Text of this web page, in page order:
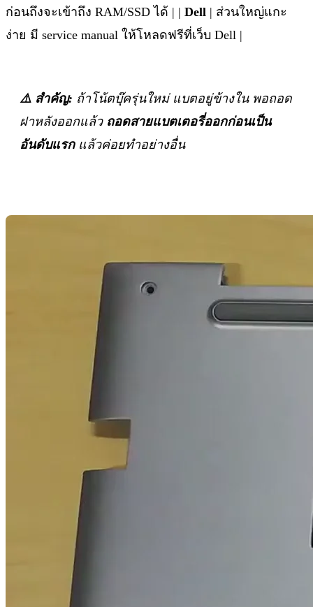
ก่อนถึงจะเข้าถึง RAM/SSD ได้ | | Dell | ส่วนใหญ่แกะ
ง่าย มี service manual ให้โหลดฟรีที่เว็บ Dell |
⚠️ สำคัญ: ถ้าโน้ตบุ๊ครุ่นใหม่ แบตอยู่ข้างใน พอถอด
ฝาหลังออกแล้ว ถอดสายแบตเตอรี่ออกก่อนเป็น
อันดับแรกแล้วค่อยทำอย่างอื่น